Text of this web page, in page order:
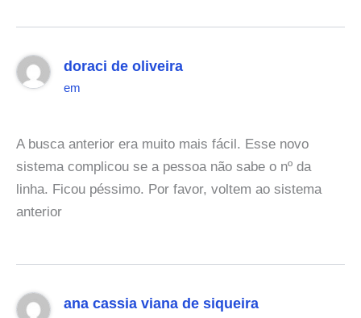
doraci de oliveira
em
A busca anterior era muito mais fácil. Esse novo
sistema complicou se a pessoa não sabe o nº da
linha. Ficou péssimo. Por favor, voltem ao sistema
anterior
ana cassia viana de siqueira